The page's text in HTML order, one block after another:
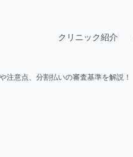
クリニック紹介
注意点、分割払いの審査基準を解説！